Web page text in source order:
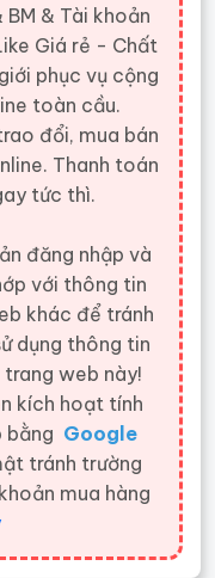
& Tài khoản
Giá rẻ - Chất
phục vụ cộng
toàn cầu.
đổi, mua bán
Thanh toán
tức thì.
đăng nhập và
với thông tin
khác để tránh
dụng thông tin
web này!
kích hoạt tính
bằng Google
tránh trường
mua hàng